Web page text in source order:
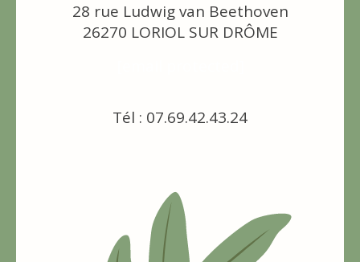
28 rue Ludwig van Beethoven
26270 LORIOL SUR DRÔME
Tél : 07.69.42.43.24